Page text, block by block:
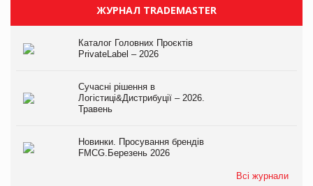
ЖУРНАЛ TRADEMASTER
Каталог Головних Проєктів
PrivateLabel – 2026
Сучасні рішення в
Логістиці&Дистрибуції – 2026.
Травень
Новинки. Просування брендів
FMCG.Березень 2026
Всі журнали